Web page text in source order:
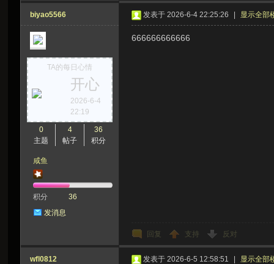
虫
biyao5566
TA的每日心情
开心
2026-6-4
22:19
0
主题
4
帖子
36
积分
咸鱼
积分
36
发消息
发表于 2026-6-4 22:25:26 显示全部
666666666666
回复 支持 反对
wfl0812 发表于 2026-6-5 12:58:51 显示全部